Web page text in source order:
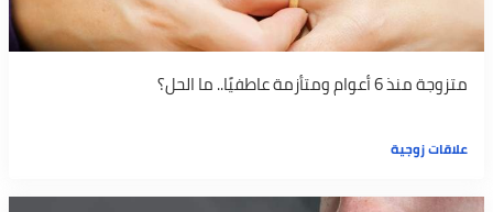
متزوجة منذ 6 أعوام ومتأزمة عاطفيًا.. ما الحل؟
علاقات زوجية